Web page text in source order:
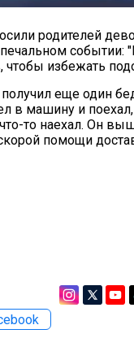
родителей
чтобы избежать
еще один
в машину и
то наехал. Он
помощи